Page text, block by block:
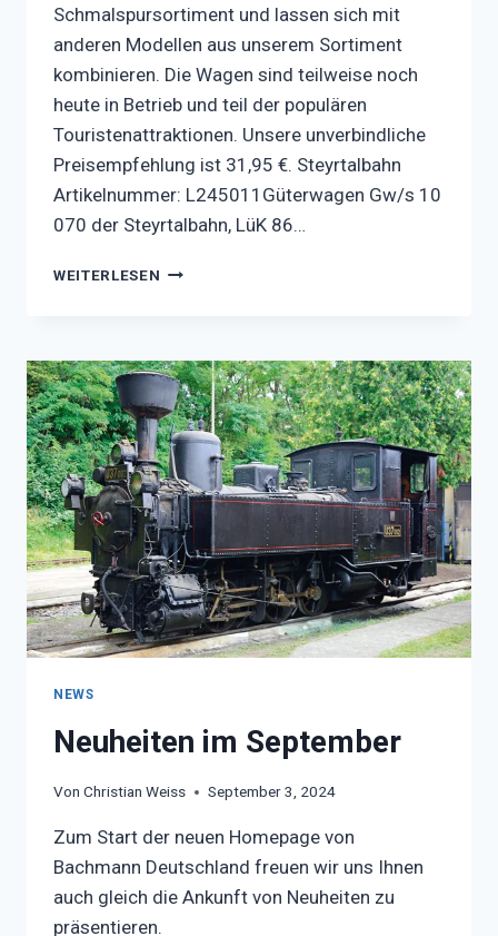
Schmalspursortiment und lassen sich mit
anderen Modellen aus unserem Sortiment
kombinieren. Die Wagen sind teilweise noch
heute in Betrieb und teil der populären
Touristenattraktionen. Unsere unverbindliche
Preisempfehlung ist 31,95 €. Steyrtalbahn
Artikelnummer: L245011Güterwagen Gw/s 10
070 der Steyrtalbahn, LüK 86…
WEITERLESEN ZWEIACHSIGE
GW
NEWS
Neuheiten im September
Von Christian Weiss September 3, 2024
Zum Start der neuen Homepage von
Bachmann Deutschland freuen wir uns Ihnen
auch gleich die Ankunft von Neuheiten zu
präsentieren.